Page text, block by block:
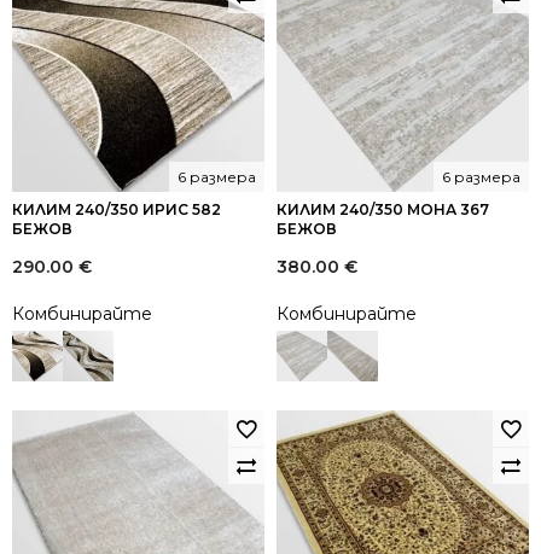
КИЛИМ 240/350 ИРИС 582
БЕЖОВ
6 размера
290.00 €
Комбинирайте
КИЛИМ 240/350 МОНА 367
БЕЖОВ
6 размера
380.00 €
Комбинирайте